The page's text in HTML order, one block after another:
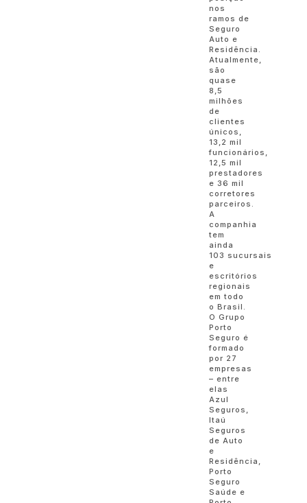
nos
ramos de
Seguro
Auto e
Residência.
Atualmente,
são
quase
8,5
milhões
de
clientes
únicos,
13,2 mil
funcionários,
12,5 mil
prestadores
e 36 mil
corretores
parceiros.
A
companhia
tem
ainda
103 sucursais
e
escritórios
regionais
em todo
o Brasil.
O Grupo
Porto
Seguro é
formado
por 27
empresas
– entre
elas
Azul
Seguros,
Itaú
Seguros
de Auto
e
Residência,
Porto
Seguro
Saúde e